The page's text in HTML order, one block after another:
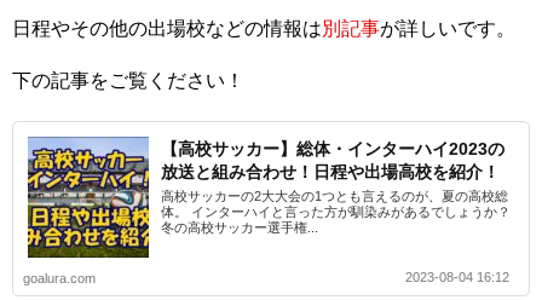
日程やその他の出場校などの情報は別記事が詳しいです。
下の記事をご覧ください！
【高校サッカー】総体・インターハイ2023の
放送と組み合わせ！日程や出場高校を紹介！
高校サッカーの2大大会の1つとも言えるのが、夏の高校総
体。 インターハイと言った方が馴染みがあるでしょうか？
冬の高校サッカー選手権...
goalura.com 2023-08-04 16:12